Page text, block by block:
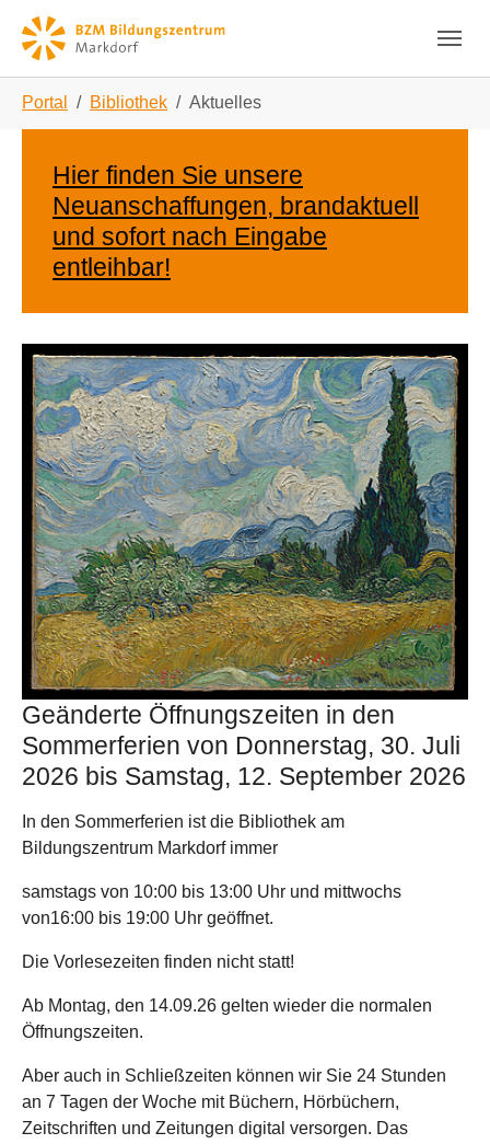
Portal Bibliothek Aktuelles
Hier finden Sie unsere
Neuanschaffungen, brandaktuell
und sofort nach Eingabe
entleihbar!
Geänderte Öffnungszeiten in den
Sommerferien von Donnerstag, 30. Juli
2026 bis Samstag, 12. September 2026
In den Sommerferien ist die Bibliothek am
Bildungszentrum Markdorf immer
samstags von 10:00 bis 13:00 Uhr und mittwochs
von16:00 bis 19:00 Uhr geöffnet.
Die Vorlesezeiten finden nicht statt!
Ab Montag, den 14.09.26 gelten wieder die normalen
Öffnungszeiten.
Aber auch in Schließzeiten können wir Sie 24 Stunden
an 7 Tagen der Woche mit Büchern, Hörbüchern,
Zeitschriften und Zeitungen digital versorgen. Das